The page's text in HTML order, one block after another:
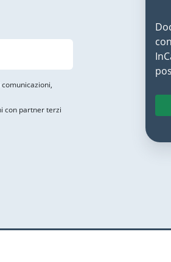
con partner terzi